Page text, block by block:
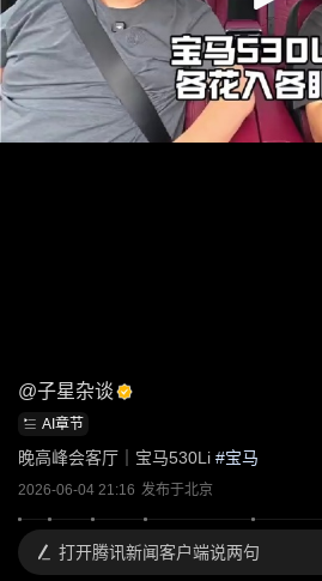
@子星杂谈
AI章节
晚高峰会客厅｜宝马530Li #宝马
2026-06-04 21:16 发布于北京
打开腾讯新闻客户端说两句